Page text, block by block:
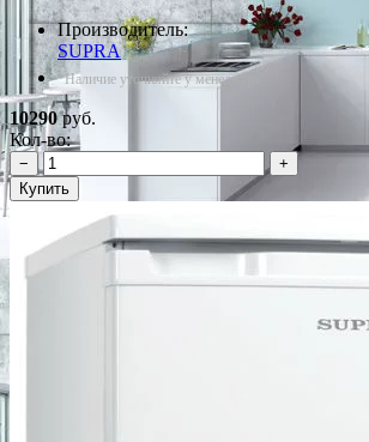
Производитель:
SUPRA
*Наличие уточняйте у менеджера
10290руб.
Кол-во:
−
+
Купить